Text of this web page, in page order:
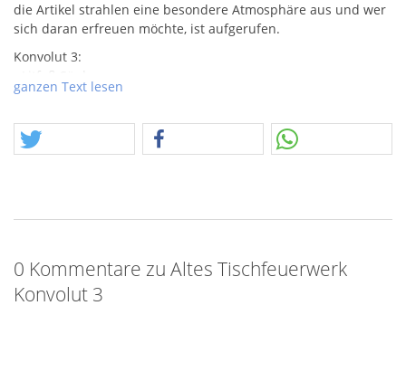
die Artikel strahlen eine besondere Atmosphäre aus und wer
sich daran erfreuen möchte, ist aufgerufen.
Konvolut 3:
- Litfaß Säule
- Pink-Pilz
- u.v.m.
Die Artikel verstehen sich als Sammlerstücke,
ganzen Text lesen
0 Kommentare zu Altes Tischfeuerwerk
Konvolut 3